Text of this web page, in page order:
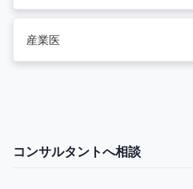
産業医
コンサルタントへ相談